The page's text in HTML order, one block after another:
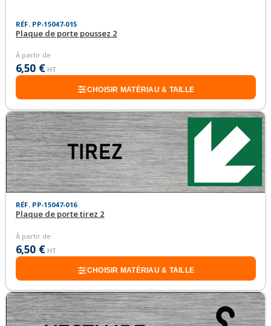
RÉF. PP-15047-015
Plaque de porte poussez 2
À partir de
6,50 € HT
CHOISIR MATÉRIAU & TAILLE
RÉF. PP-15047-016
Plaque de porte tirez 2
À partir de
6,50 € HT
CHOISIR MATÉRIAU & TAILLE